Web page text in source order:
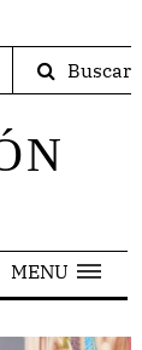
Buscar
MENU